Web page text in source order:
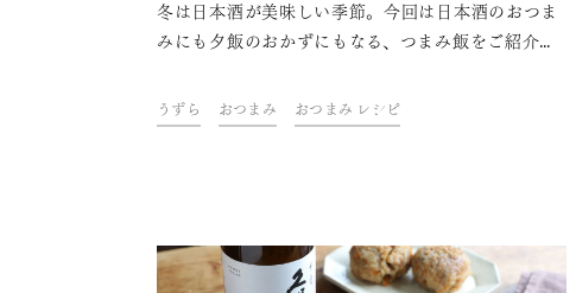
冬は日本酒が美味しい季節。今回は日本酒のおつま
みにも夕飯のおかずにもなる、つまみ飯をご紹介。
料とどこにでもある調理器具を使って作れる簡単山
盛りおつまみが人気で、Instagramフォロワー数
うずら おつまみ おつまみ レシピ